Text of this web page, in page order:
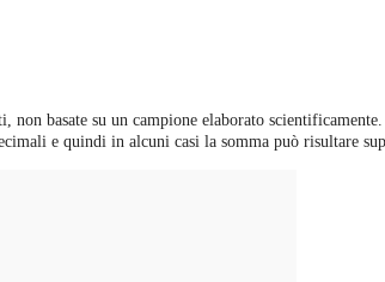
basate su un campione elaborato
e quindi in alcuni casi la somma può risultare